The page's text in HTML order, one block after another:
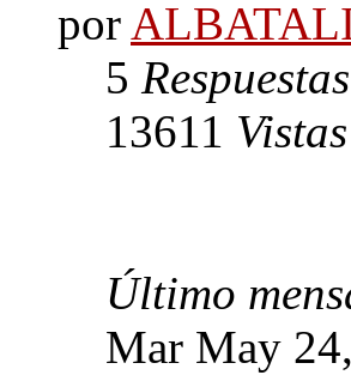
por
5 Respuestas
13611 Vistas
Último
Mar May